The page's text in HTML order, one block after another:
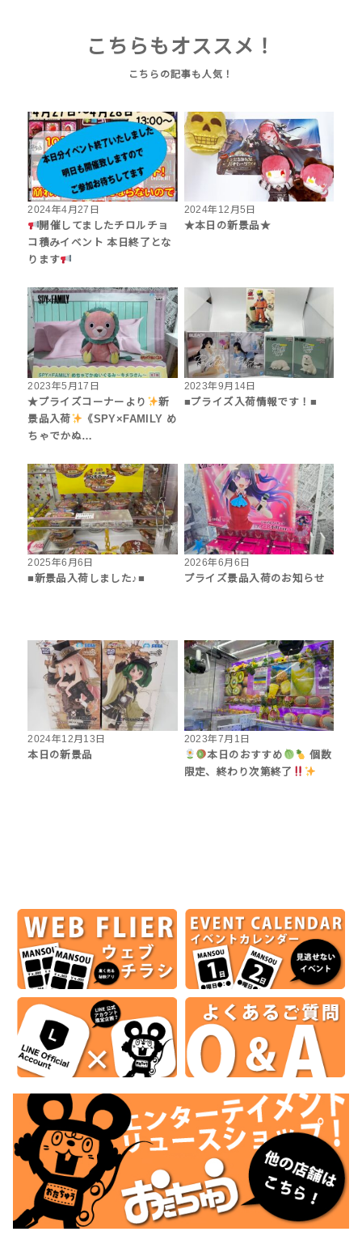
こちらもオススメ！
2024年4月27日
開催してましたチロルチョ
コ積みイベント 本日終了とな
ります
2024年12月5日
★本日の新景品★
2023年5月17日
★プライズコーナーより
新
景品入荷
《SPY×FAMILY め
ちゃでかぬ…
2023年9月14日
■プライズ入荷情報です！■
2025年6月6日
■新景品入荷しました♪■
2026年6月6日
プライズ景品入荷のお知らせ
2024年12月13日
本日の新景品
2023年7月1日
本日のおすすめ
個数
限定、終わり次第終了